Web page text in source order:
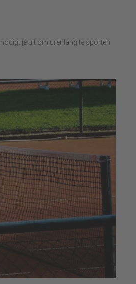
je uit om urenlang te sporten